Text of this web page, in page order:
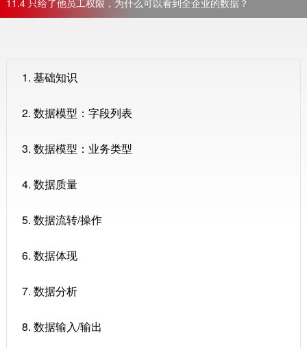
1. 基础知识
2. 数据模型：字段列表
3. 数据模型：业务类型
4. 数据质量
5. 数据流转/操作
6. 数据体现
7. 数据分析
8. 数据输入/输出